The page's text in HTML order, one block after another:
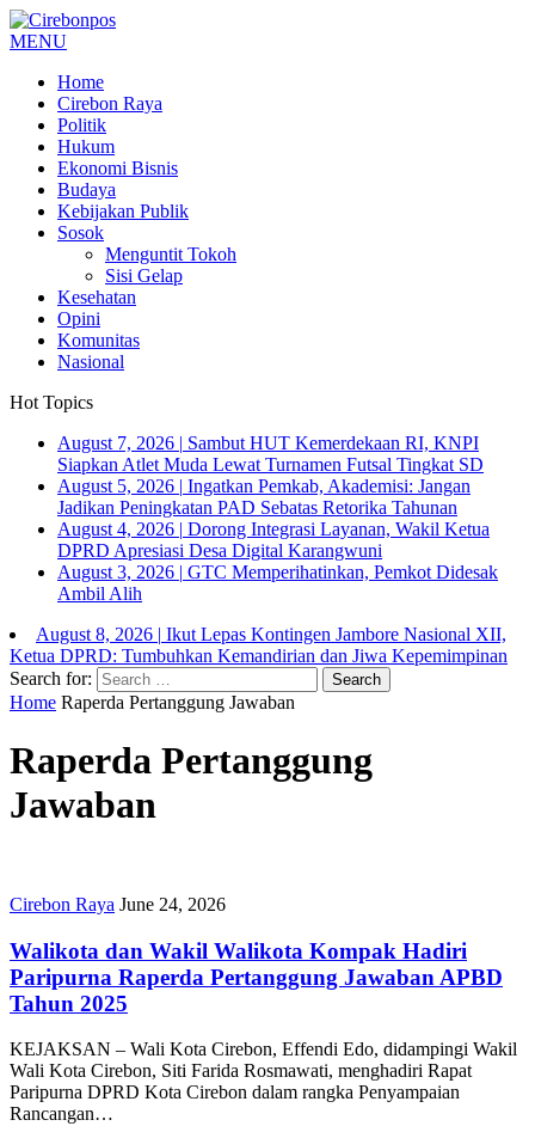
MENU
Home
Cirebon Raya
Politik
Hukum
Ekonomi Bisnis
Budaya
Kebijakan Publik
Sosok
Menguntit Tokoh
Sisi Gelap
Kesehatan
Opini
Komunitas
Nasional
Hot Topics
August 7, 2026 | Sambut HUT Kemerdekaan RI, KNPI
Siapkan Atlet Muda Lewat Turnamen Futsal Tingkat SD
August 5, 2026 | Ingatkan Pemkab, Akademisi: Jangan
Jadikan Peningkatan PAD Sebatas Retorika Tahunan
August 4, 2026 | Dorong Integrasi Layanan, Wakil Ketua
DPRD Apresiasi Desa Digital Karangwuni
August 3, 2026 | GTC Memperihatinkan, Pemkot Didesak
Ambil Alih
August 8, 2026 | Ikut Lepas Kontingen Jambore Nasional XII,
Ketua DPRD: Tumbuhkan Kemandirian dan Jiwa Kepemimpinan
Search for:
Home Raperda Pertanggung Jawaban
Raperda Pertanggung
Jawaban
Cirebon Raya June 24, 2026
Walikota dan Wakil Walikota Kompak Hadiri
Paripurna Raperda Pertanggung Jawaban APBD
Tahun 2025
KEJAKSAN – Wali Kota Cirebon, Effendi Edo, didampingi Wakil
Wali Kota Cirebon, Siti Farida Rosmawati, menghadiri Rapat
Paripurna DPRD Kota Cirebon dalam rangka Penyampaian
Rancangan…